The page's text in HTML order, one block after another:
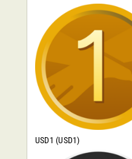
USD1 (USD1)